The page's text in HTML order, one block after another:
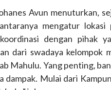
Avun menuturkan,
mengatur lokasi
dengan pihak
dari swadaya kelompok
Mahulu. Yang penting,
dampak. Mulai dari